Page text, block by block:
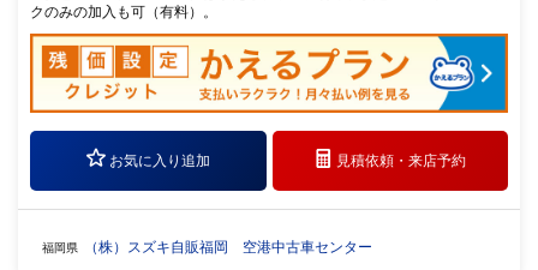
クのみの加入も可（有料）。
お気に入り追加 見積依頼・来店予約
福岡県 （株）スズキ自販福岡 空港中古車センター